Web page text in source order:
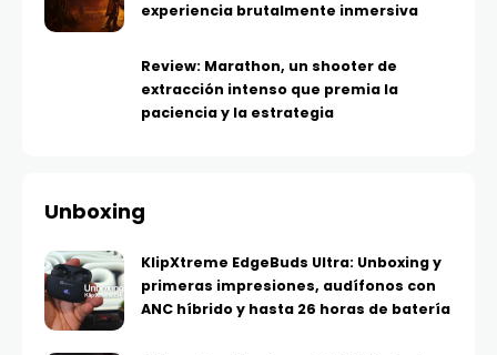
experiencia brutalmente inmersiva
Review: Marathon, un shooter de
extracción intenso que premia la
paciencia y la estrategia
Unboxing
KlipXtreme EdgeBuds Ultra: Unboxing y
primeras impresiones, audífonos con
ANC híbrido y hasta 26 horas de batería